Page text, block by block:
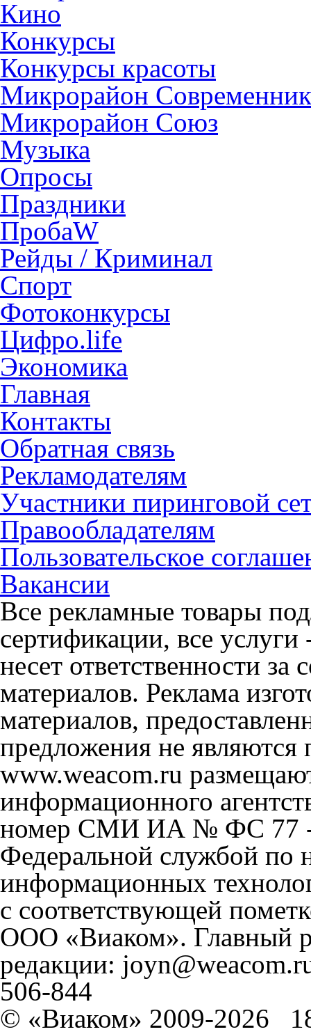
Кино
Конкурсы
Конкурсы красоты
Микрорайон Современник
Микрорайон Союз
Музыка
Опросы
Праздники
ПробаW
Рейды / Криминал
Спорт
Фотоконкурсы
Цифро.life
Экономика
Главная
Контакты
Обратная связь
Рекламодателям
Участники пиринговой
Правообладателям
Пользовательское
Вакансии
Все рекламные товары
сертификации, все
несет ответственности
материалов. Реклама
материалов,
предложения не
www.weacom.ru
информационного
номер СМИ ИА № ФС 77 -
Федеральной службой по
информационных
с соответствующей
ООО «Виаком». Главный
редакции:
506-844
© «Виаком» 2009-2026